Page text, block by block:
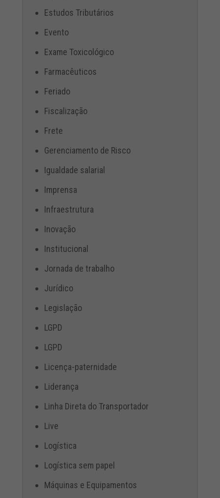
Estudos Tributários
Evento
Exame Toxicológico
Farmacêuticos
Feriado
Fiscalização
Frete
Gerenciamento de Risco
Igualdade salarial
Imprensa
Infraestrutura
Inovação
Institucional
Jornada de trabalho
Jurídico
Legislação
LGPD
LGPD
Licença-paternidade
Liderança
Linha Direta do Transportador
Live
Logística
Logística sem papel
Máquinas e Equipamentos